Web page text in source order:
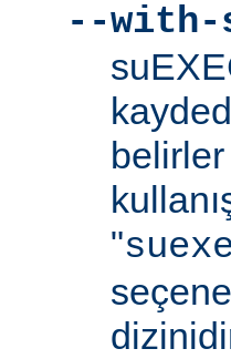
--with-
"